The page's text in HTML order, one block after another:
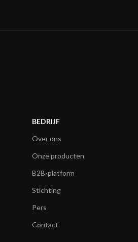
BEDRIJF
Over ons
Onze producten
B2B-platform
Stichting
Pers
Contact